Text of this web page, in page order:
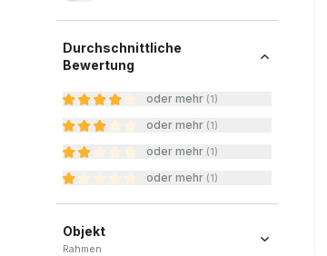
Durchschnittliche
Bewertung
oder mehr (1)
oder mehr (1)
oder mehr (1)
oder mehr (1)
Objekt
Rahmen